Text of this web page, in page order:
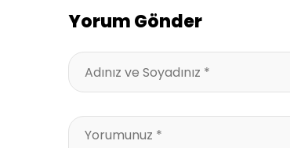
Yorum Gönder